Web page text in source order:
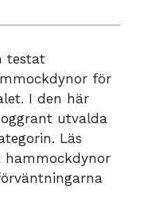
testat
för
I den här
utvalda
Läs